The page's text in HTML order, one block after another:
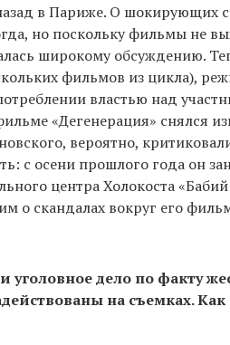
в Париже. О шокирующих
но поскольку фильмы не
широкому обсуждению.
фильмов из цикла),
властью над
«Дегенерация» снялся
вероятно,
с осени прошлого года он
центра Холокоста
о скандалах вокруг его
дело по факту
на съемках.